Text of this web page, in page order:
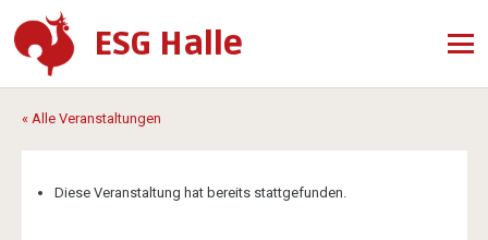
ESG Halle
« Alle Veranstaltungen
Diese Veranstaltung hat bereits stattgefunden.